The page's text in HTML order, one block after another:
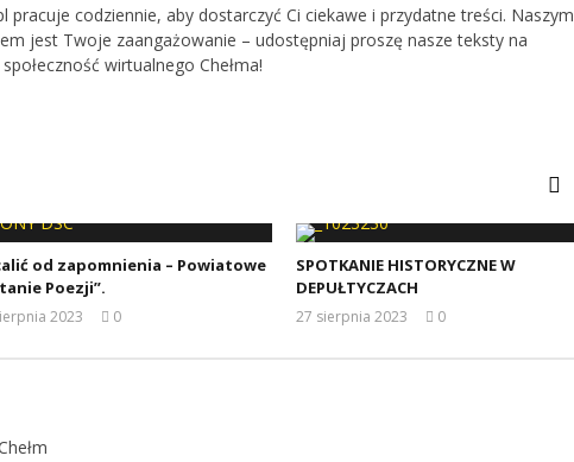
pracuje codziennie, aby dostarczyć Ci ciekawe i przydatne treści. Naszym
jest Twoje zaangażowanie – udostępniaj proszę nasze teksty na
wirtualnego Chełma!
od zapomnienia – Powiatowe
Poezji”.
2023
0
SPOTKANIE HISTORYCZNE W
DEPUŁTYCZACH
27 sierpnia 2023
0